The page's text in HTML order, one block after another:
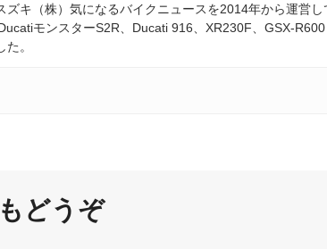
ズキ（株）気になるバイクニュースを2014年から運営
モンスターS2R、Ducati 916、XR230F、GSX-
。
どうぞ